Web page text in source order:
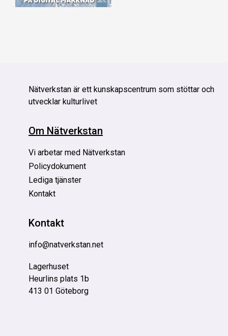
Nätverkstan är ett kunskapscentrum som stöttar och
utvecklar kulturlivet
Om Nätverkstan
Vi arbetar med Nätverkstan
Policydokument
Lediga tjänster
Kontakt
Kontakt
info@natverkstan.net
Lagerhuset
Heurlins plats 1b
413 01 Göteborg